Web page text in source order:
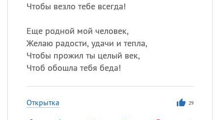
Чтобы везло тебе всегда!
Еще родной мой человек,
Желаю радости, удачи и тепла,
Чтобы прожил ты целый век,
Чтоб обошла тебя беда!
Открытка 29